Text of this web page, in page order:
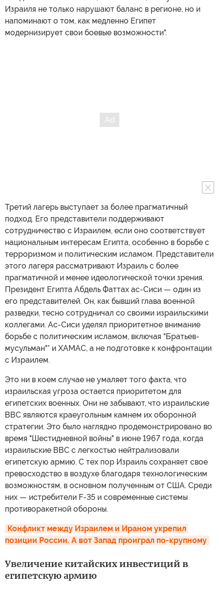
Израиля не только нарушают баланс в регионе, но и
напоминают о том, как медленно Египет
модернизирует свои боевые возможности".
Третий лагерь выступает за более прагматичный
подход. Его представители поддерживают
сотрудничество с Израилем, если оно соответствует
национальным интересам Египта, особенно в борьбе с
терроризмом и политическим исламом. Представители
этого лагеря рассматривают Израиль с более
прагматичной и менее идеологической точки зрения.
Президент Египта Абдель Фаттах ас-Сиси — один из
его представителей. Он, как бывший глава военной
разведки, тесно сотрудничал со своими израильскими
коллегами. Ас-Сиси уделял приоритетное внимание
борьбе с политическим исламом, включая "Братьев-
мусульман"* и ХАМАС, а не подготовке к конфронтации
с Израилем.
Это ни в коем случае не умаляет того факта, что
израильская угроза остается приоритетом для
египетских военных. Они не забывают, что израильские
ВВС являются краеугольным камнем их оборонной
стратегии. Это было наглядно продемонстрировано во
время "Шестидневной войны" в июне 1967 года, когда
израильские ВВС с легкостью нейтрализовали
египетскую армию. С тех пор Израиль сохраняет свое
превосходство в воздухе благодаря технологическим
возможностям, в основном полученным от США. Среди
них — истребители F-35 и современные системы
противоракетной обороны.
Конфликт между Израилем и Ираном укрепил
позиции России. А вот Запад проиграл по-крупному
Увеличение китайских инвестиций в
египетскую армию